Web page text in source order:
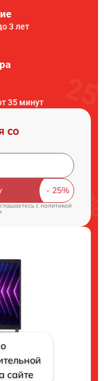
3 лет
35 минут
со
cполитикой
сайте